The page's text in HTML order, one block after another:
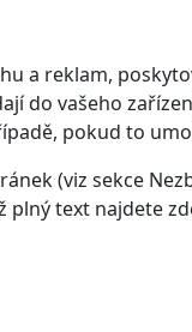
a reklam,
do vašeho
pokud to
(viz sekce
plný text najdete